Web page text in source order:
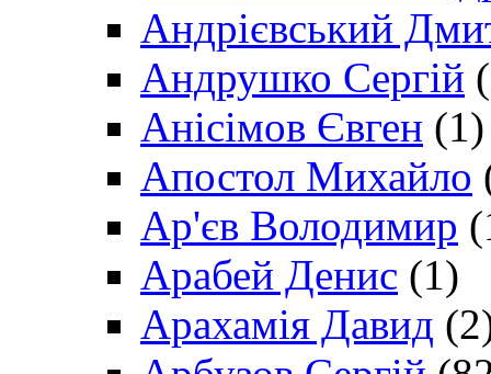
Андрієвський
Андрушко Сергій
Анісімов Євген (1)
Апостол Михайло
Ар'єв Володимир
Арабей Денис (1)
Арахамія Давид